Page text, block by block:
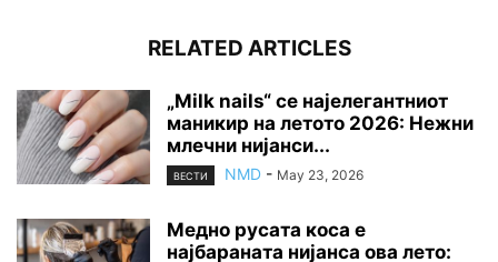
RELATED ARTICLES
„Milk nails“ се најелегантниот
маникир на летото 2026: Нежни
млечни нијанси...
ВЕСТИ NMD - May 23, 2026
Медно русата коса е
најбараната нијанса ова лето: